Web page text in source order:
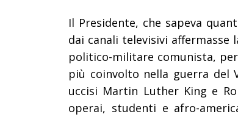
Il Presidente, che sapeva
dai canali televisivi
politico-militare comunista,
più coinvolto nella guerra del
uccisi Martin Luther King e
operai, studenti e afro-